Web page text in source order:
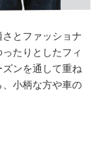
とファッショナ
たりとしたフィ
ンを通して重ね
小柄な方や車の